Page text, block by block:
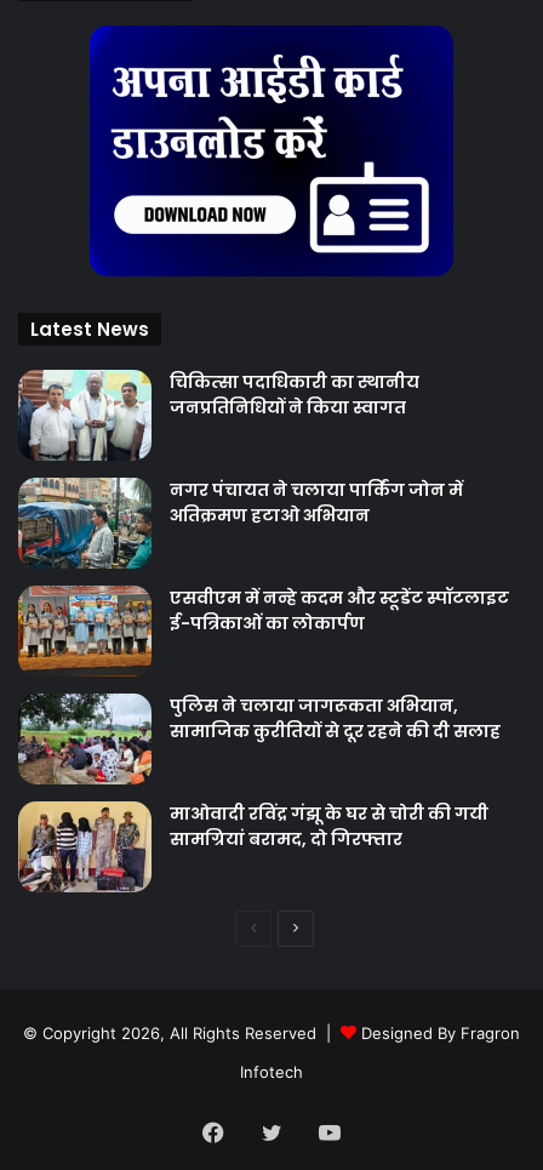
Latest News
चिकित्‍सा पदाधिकारी का स्थानीय
जनप्रतिनिधियों ने किया स्वागत
नगर पंचायत ने चलाया पार्किंग जोन में
अतिक्रमण हटाओ अभियान
एसवीएम में नन्हे कदम और स्टूडेंट स्पॉटलाइट
ई-पत्रिकाओं का लोकार्पण
पुलिस ने चलाया जागरूकता अभियान,
सामाजिक कुरीतियों से दूर रहने की दी सलाह
माओवादी रविंद्र गंझू के घर से चोरी की गयी
सामग्रियां बरामद, दो गिरफ्तार
PreviousNext
© Copyright 2026, All Rights Reserved |
Designed By Fragron
Infotech
Facebook
TwitterYouTube